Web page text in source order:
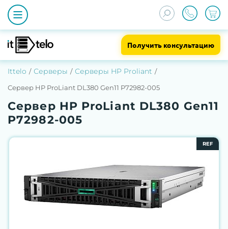
Получить консультацию
Ittelo Серверы Серверы HP Proliant
Сервер HP ProLiant DL380 Gen11 P72982-005
Сервер HP ProLiant DL380 Gen11
P72982-005
REF